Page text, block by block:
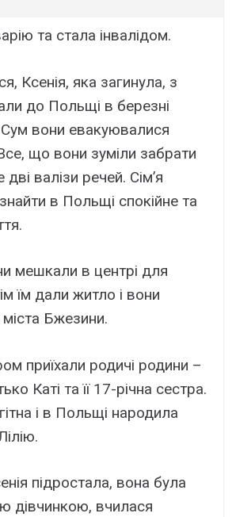
та стала інвалідом.
Ксенія, яка загинула, з
до Польщі в березні
вони евакуювалися
що вони зуміли забрати
валізи речей. Сім’я
в Польщі спокійне та
мешкали в центрі для
їм дали житло і вони
Бжезини.
приїхали родичі родини –
Каті та її 17-річна сестра.
і в Польщі народила
підростала, вона була
дівчинкою, вчилася